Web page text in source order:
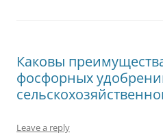
Каковы
фосфорных
Leave a reply